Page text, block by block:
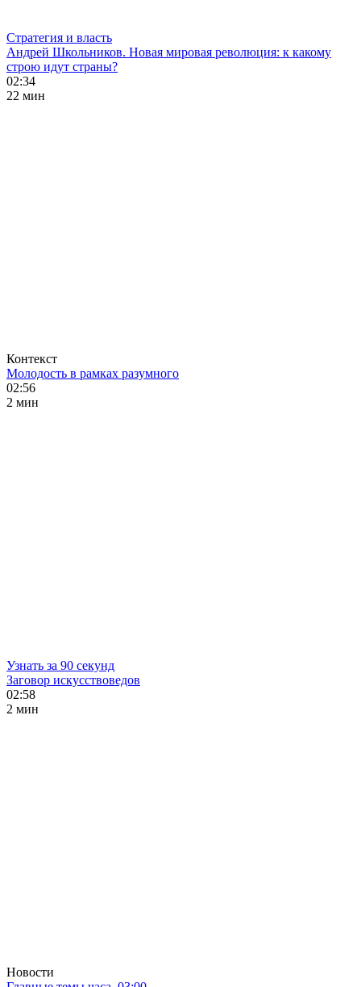
Стратегия и власть
Андрей Школьников. Новая мировая революция: к какому
строю идут страны?
02:34
22 мин
Контекст
Молодость в рамках разумного
02:56
2 мин
Узнать за 90 секунд
Заговор искусствоведов
02:58
2 мин
Новости